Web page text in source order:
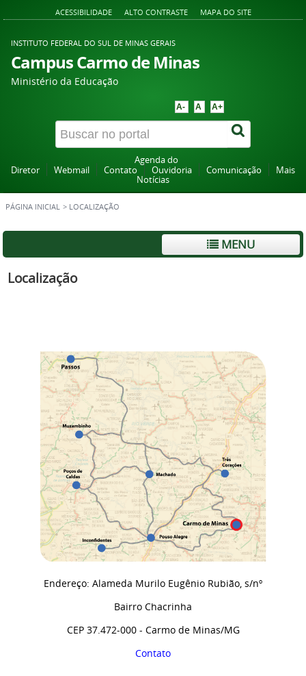
ACESSIBILIDADE ALTO CONTRASTE MAPA DO SITE
INSTITUTO FEDERAL DO SUL DE MINAS GERAIS
Campus Carmo de Minas
Ministério da Educação
A- A A+
Agenda do
Diretor
Webmail Contato Ouvidoria Comunicação
Mais
Notícias
PÁGINA INICIAL > LOCALIZAÇÃO
MENU
Localização
Endereço: Alameda Murilo Eugênio Rubião, s/nº
Bairro Chacrinha
CEP 37.472-000 - Carmo de Minas/MG
Contato